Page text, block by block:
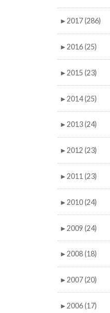
►2017 (286)
►2016 (25)
►2015 (23)
►2014 (25)
►2013 (24)
►2012 (23)
►2011 (23)
►2010 (24)
►2009 (24)
►2008 (18)
►2007 (20)
►2006 (17)